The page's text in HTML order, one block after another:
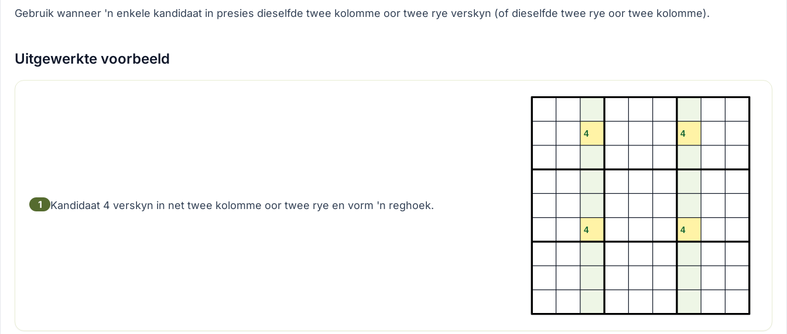
Gebruik wanneer 'n enkele kandidaat in presies dieselfde twee kolomme oor twee rye verskyn (of dieselfde twee rye oor twee kolomme).
Uitgewerkte voorbeeld
1 Kandidaat 4 verskyn in net twee kolomme oor twee rye en vorm 'n reghoek.